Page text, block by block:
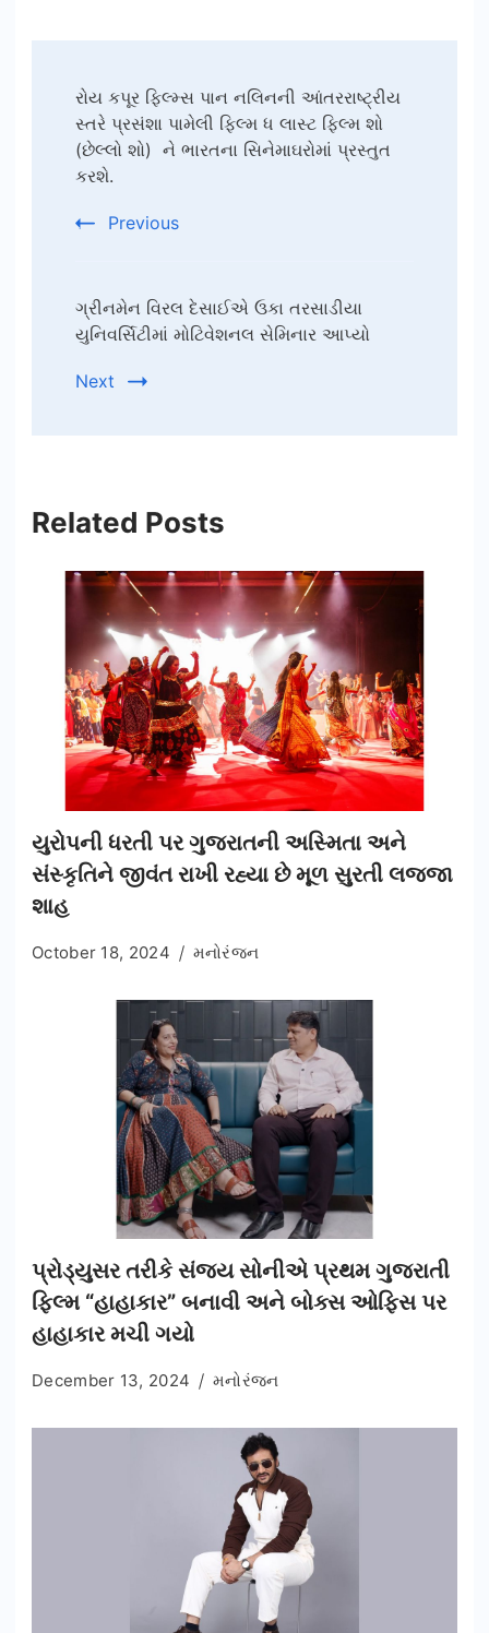
Navigation
રોય કપૂર ફિલ્મ્સ પાન નલિનની આંતરરાષ્ટ્રીય
સ્તરે પ્રસંશા પામેલી ફિલ્મ ધ લાસ્ટ ફિલ્મ શો
(છેલ્લો શો) ને ભારતના સિનેમાઘરોમાં પ્રસ્તુત
કરશે.
Previous
ગ્રીનમેન વિરલ દેસાઈએ ઉકા તરસાડીયા
યુનિવર્સિટીમાં મોટિવેશનલ સેમિનાર આપ્યો
Next
Related Posts
યુરોપની ધરતી પર ગુજરાતની અસ્મિતા અને
સંસ્કૃતિને જીવંત રાખી રહ્યા છે મૂળ સુરતી લજ્જા
શાહ
October 18, 2024 મનોરંજન
પ્રોડ્યુસર તરીકે સંજય સોનીએ પ્રથમ ગુજરાતી
ફિલ્મ “હાહાકાર” બનાવી અને બોક્સ ઓફિસ પર
હાહાકાર મચી ગયો
December 13, 2024 મનોરંજન